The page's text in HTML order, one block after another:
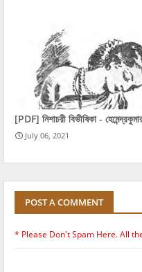
[PDF] নিশাচরী বিভীষিকা -
July 06, 2021
POST A COMMENT
* Please Don't Spam Here. All